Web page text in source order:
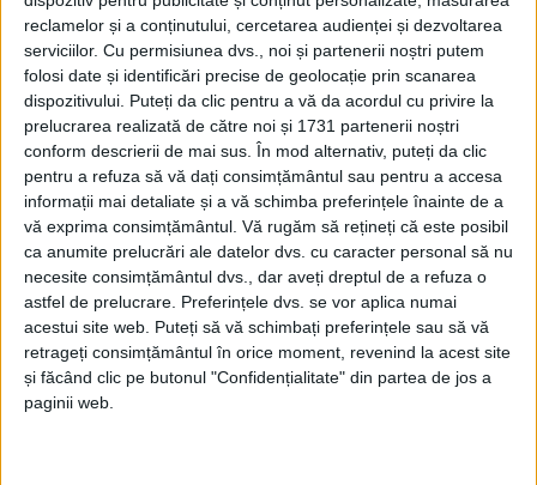
reclamelor și a conținutului, cercetarea audienței și dezvoltarea
serviciilor. Cu permisiunea dvs., noi și partenerii noștri putem
folosi date și identificări precise de geolocație prin scanarea
dispozitivului. Puteți da clic pentru a vă da acordul cu privire la
prelucrarea realizată de către noi și 1731 partenerii noștri
conform descrierii de mai sus. În mod alternativ, puteți da clic
pentru a refuza să vă dați consimțământul sau pentru a accesa
informații mai detaliate și a vă schimba preferințele înainte de a
vă exprima consimțământul. Vă rugăm să rețineți că este posibil
ca anumite prelucrări ale datelor dvs. cu caracter personal să nu
necesite consimțământul dvs., dar aveți dreptul de a refuza o
astfel de prelucrare. Preferințele dvs. se vor aplica numai
acestui site web. Puteți să vă schimbați preferințele sau să vă
retrageți consimțământul în orice moment, revenind la acest site
și făcând clic pe butonul "Confidențialitate" din partea de jos a
paginii web.
SMURD B2, cu sprijinul a două ambulanțe SAJ. Era
vorba despre un autoturism care a lovit un gard și s-
a oprit pe partea carosabilă. La fața locului au fost
identificate trei victime cu vîrste cuprinse între 18 și
19 ani.
Din nefericire, după aplicarea manevrelor de
resuscitare, un tînăr în vîrstă de 18 ani a fost declarat
decedat.
ISU a mai comunicat: ”Dintre ceilalți doi tineri, unul
în vârstă de 19 ani a fost transportat la spital pentru
investigații suplimentare și tratament de specialitate,
iar celălalt tânăr, în vârstă de 18 ani, a fost